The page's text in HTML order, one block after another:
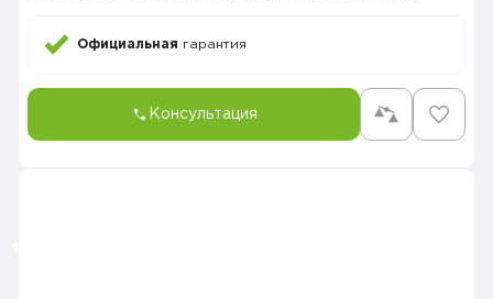
Официальная гарантия
Консультация